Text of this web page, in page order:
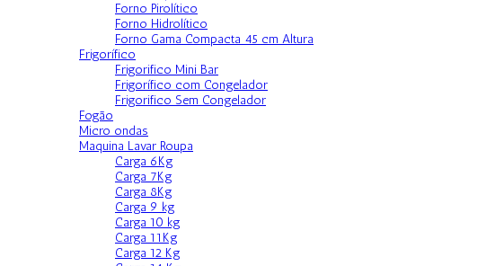
Forno Pirolítico
Forno Hidrolítico
Forno Gama Compacta 45 cm Altura
Frigorífico
Frigorifico Mini Bar
Frigorífico com Congelador
Frigorifico Sem Congelador
Fogão
Micro ondas
Maquina Lavar Roupa
Carga 6Kg
Carga 7Kg
Carga 8Kg
Carga 9 kg
Carga 10 kg
Carga 11Kg
Carga 12 Kg